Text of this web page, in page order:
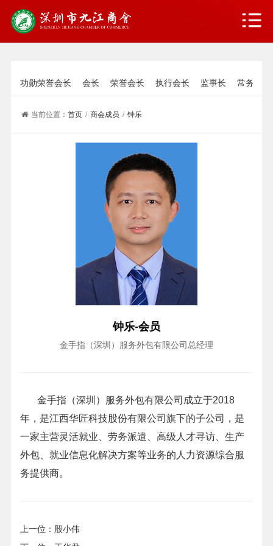
功勋荣誉会长 会长 荣誉会长 执行会长 监事长 常务副会
当前位置：首页 / 商会成员 / 钟乐
钟乐-会员
金手指（深圳）服务外包有限公司总经理
金手指（深圳）服务外包有限公司成立于2018
年，是江西华匠科技股份有限公司旗下的子公司，是
一家主营灵活就业、劳务派遣、高级人才寻访、生产
外包、就业信息化解决方案等业务的人力资源综合服
务提供商。
上一位：殷小伟